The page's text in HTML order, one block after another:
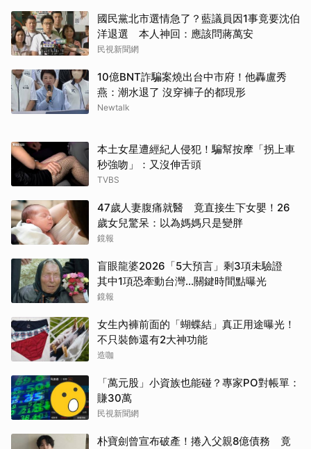
國民黨北市選情急了？藍議員因1事竟要沈伯
洋退選 本人神回：應該問蔣萬安
民視新聞網
10億BNT詐騙案燒出台中市府！他轟盧秀
燕：潮水退了 沒穿褲子的都現形
Newtalk
本土女星遭經紀人侵犯！騙幫按摩「拐上車
秒強吻」：又沒伸舌頭
TVBS
47歲人妻腹痛就醫 竟直接生下女嬰！26
歲女兒驚呆：以為媽媽只是變胖
鏡報
盲眼龍婆2026「5大預言」剩3項未驗證
其中1項恐牽動台灣...關鍵時間點曝光
鏡報
女生內褲前面的「蝴蝶結」真正用途曝光！
不只裝飾還有2大神功能
造咖
「萬元股」小資族也能碰？專家PO對帳單：
賺30萬
民視新聞網
朴寶劍曾宣布破產！捲入父親8億債務 竟